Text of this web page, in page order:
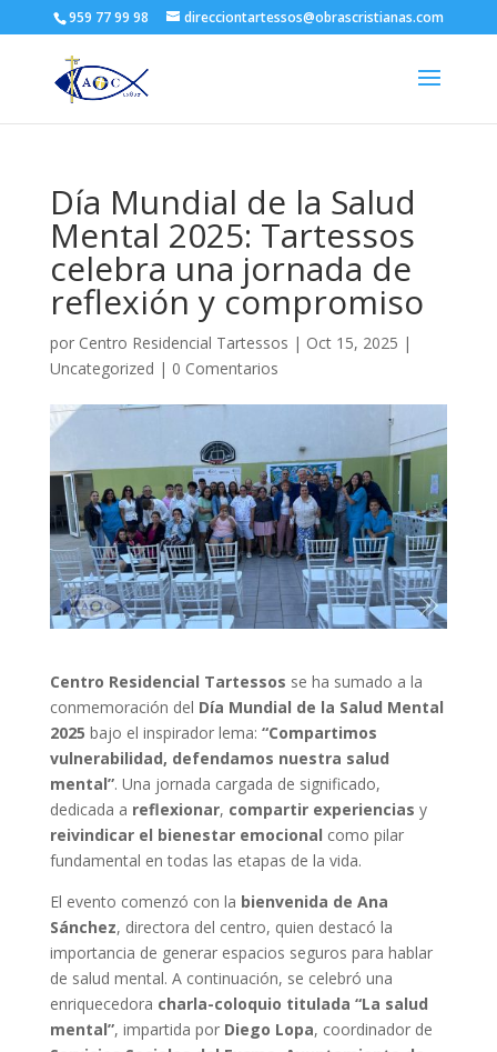
959 77 99 98 direcciontartessos@obrascristianas.com
Día Mundial de la Salud
Mental 2025: Tartessos
celebra una jornada de
reflexión y compromiso
por Centro Residencial Tartessos | Oct 15, 2025 |
Uncategorized | 0 Comentarios
Centro Residencial Tartessos se ha sumado a la
conmemoración del Día Mundial de la Salud Mental
2025 bajo el inspirador lema: “Compartimos
vulnerabilidad, defendamos nuestra salud
mental”. Una jornada cargada de significado,
dedicada a reflexionar, compartir experiencias y
reivindicar el bienestar emocional como pilar
fundamental en todas las etapas de la vida.
El evento comenzó con la bienvenida de Ana
Sánchez, directora del centro, quien destacó la
importancia de generar espacios seguros para hablar
de salud mental. A continuación, se celebró una
enriquecedora charla-coloquio titulada “La salud
mental”, impartida por Diego Lopa, coordinador de